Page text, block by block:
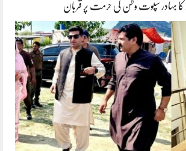
کا بہادر سپوت وطن کی حرمت پر قربان